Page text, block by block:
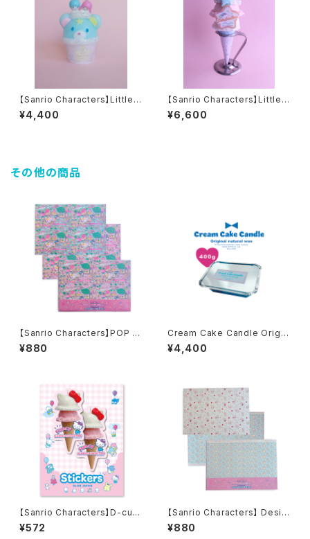
【Sanrio Characters】Little T
win Stars bear cup candle
¥4,400
【Sanrio Characters】Little T
win Stars ice candle
¥6,600
その他の商品
【Sanrio Characters】POP PI
NK PRINT! Design paper s
et /MIX ラッピングペーパー柄/
¥880
Cream Cake Candle Origin
al Wax 400g
¥4,400
【Sanrio Characters】D-cut
Stickers/ HELLO KITTY/ ダ
イカットステッカー
¥572
【Sanrio Characters】 Desig
n paper set /ZASHIKIBUTA/
デザインペーパーセット
¥880